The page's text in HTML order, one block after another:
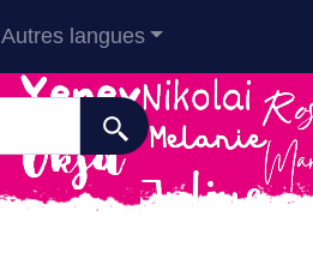
Autres langues